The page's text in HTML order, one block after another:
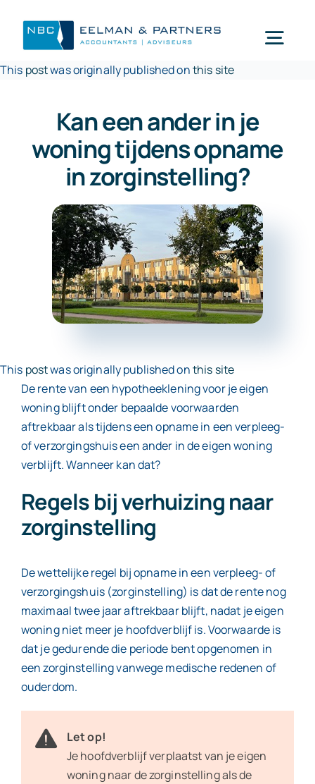
inhoud
Wie zijn wij
Mijn NBC Eelman & Partners
Nieuws
Werken bij
This postwas originally published onthis site
Kan een ander in je
woning tijdens opname
in zorginstelling?
This postwas originally published onthis site
De rente van een hypotheeklening voor je eigen
woning blijft onder bepaalde voorwaarden
aftrekbaar als tijdens een opname in een verpleeg-
of verzorgingshuis een ander in de eigen woning
verblijft. Wanneer kan dat?
Regels bij verhuizing naar
zorginstelling
De wettelijke regel bij opname in een verpleeg- of
verzorgingshuis (zorginstelling) is dat de rente nog
maximaal twee jaar aftrekbaar blijft, nadat je eigen
woning niet meer je hoofdverblijf is. Voorwaarde is
dat je gedurende die periode bent opgenomen in
een zorginstelling vanwege medische redenen of
ouderdom.
Let op!
Je hoofdverblijf verplaatst van je eigen
woning naar de zorginstelling als de